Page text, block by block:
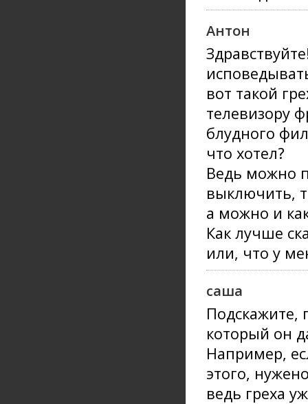
Антон
вот такой
телевизору
блудного
что хотел?
Ведь можно
выключить,
а можно и
Как лучше
или, что у
саша
Подскажите,
который он
Например,
этого,
ведь греха